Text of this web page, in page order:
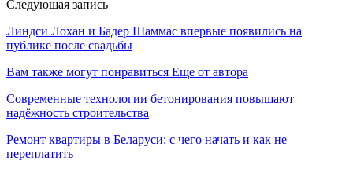
Следующая запись
Линдси Лохан и Бадер Шаммас впервые появились на
публике после свадьбы
Вам также могут понравиться Еще от автора
Современные технологии бетонирования повышают
надёжность строительства
Ремонт квартиры в Беларуси: с чего начать и как не
переплатить